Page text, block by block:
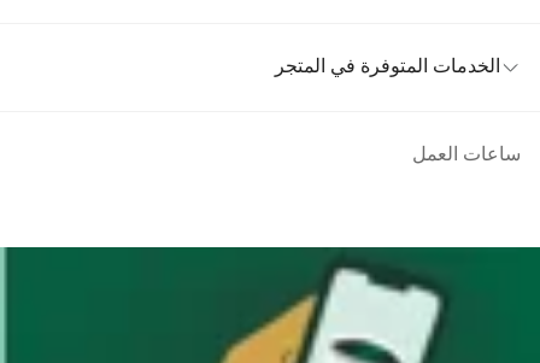
الخدمات المتوفرة في المتجر
ساعات العمل